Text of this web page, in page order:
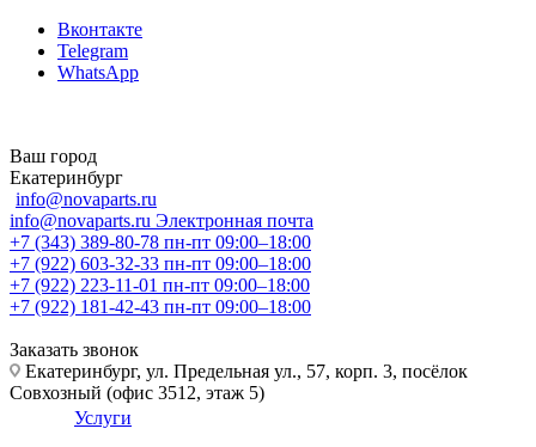
Вконтакте
Telegram
WhatsApp
Ваш город
Екатеринбург
info@novaparts.ru
info@novaparts.ru Электронная почта
+7 (343) 389-80-78 пн-пт 09:00–18:00
+7 (922) 603-32-33 пн-пт 09:00–18:00
+7 (922) 223-11-01 пн-пт 09:00–18:00
+7 (922) 181-42-43 пн-пт 09:00–18:00
Заказать звонок
Екатеринбург, ул. Предельная ул., 57, корп. 3, посёлок
Совхозный (офис 3512, этаж 5)
Услуги